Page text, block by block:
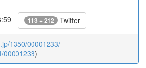
113 + 212 Twitter
1350/00001233/
00001233)